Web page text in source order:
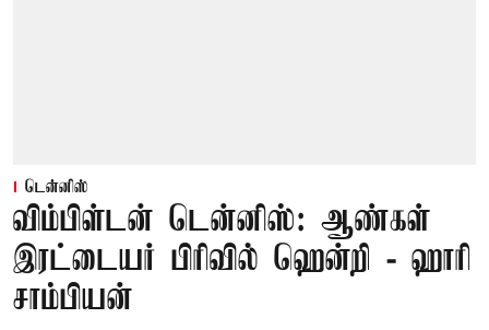
டென்னிஸ்
விம்பிள்டன் டென்னிஸ்: ஆண்கள்
இரட்டையர் பிரிவில் ஹென்றி - ஹாரி
சாம்பியன்